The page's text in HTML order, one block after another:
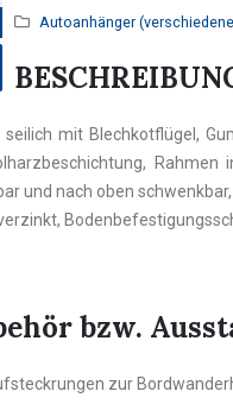
Autoanhänger
seilich mit Blechkotflügel,
Rahmen
und nach oben
bzw.
zur